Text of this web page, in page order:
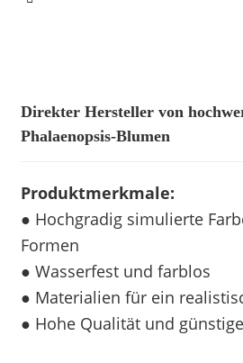
Direkter Hersteller von
Phalaenopsis-Blumen
Produktmerkmale:
● Hochgradig simulierte
Formen
● Wasserfest und farblos
● Materialien für ein
● Hohe Qualität und